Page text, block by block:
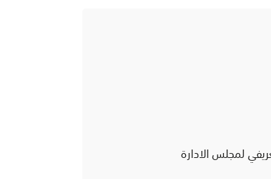
لمجلس الادارة